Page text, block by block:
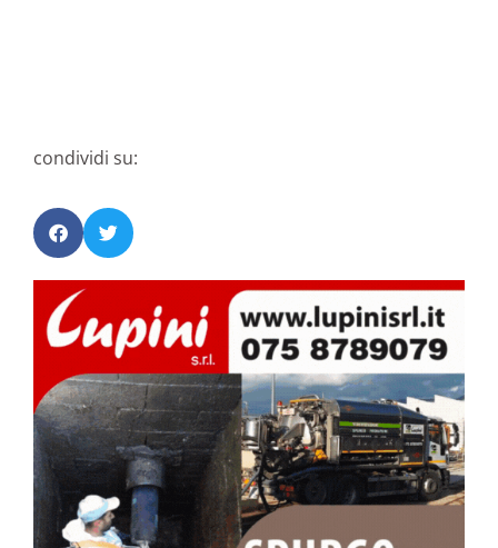
condividi su: